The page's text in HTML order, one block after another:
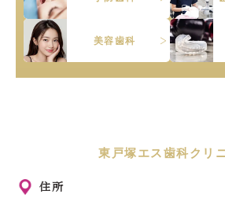
美容歯科
東戸塚エス歯科クリ
住所